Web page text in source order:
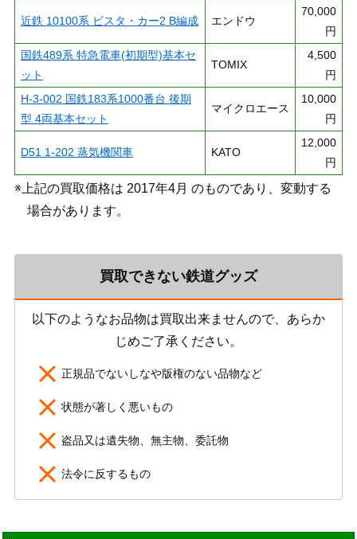
近鉄 10100系 ビスタ・カー2 B編成 エンドウ
70,000
円
国鉄489系 特急電車(初期型)基本セ
ット
TOMIX
4,500
円
H-3-002 国鉄183系1000番台 後期
型 4両基本セット
マイクロエース
10,000
円
D51 1-202 蒸気機関車 KATO
12,000
円
※上記の買取価格は 2017年4月 のものであり、変動する
場合があります。
買取できない鉄道グッズ
以下のようなお品物は買取出来ませんので、あらか
じめご了承ください。
正規品でないしなや版権のない品物など
状態が著しく悪いもの
盗品又は遺失物、無主物、委託物
法令に反するもの